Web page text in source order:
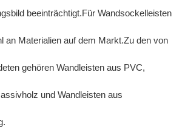
beeinträchtigt.Für Wandsockelleisten
an Materialien auf dem Markt.Zu den von
gehören Wandleisten aus PVC,
und Wandleisten aus